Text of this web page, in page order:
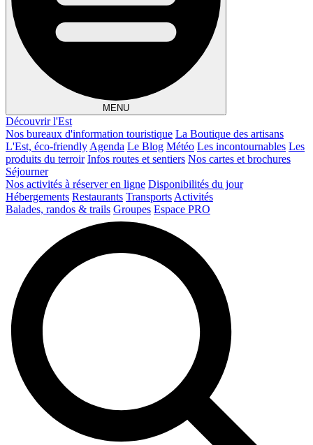
MENU
Découvrir l'Est
Nos bureaux d'information touristique La Boutique des artisans
L'Est, éco-friendly Agenda Le Blog Météo Les incontournables Les
produits du terroir Infos routes et sentiers Nos cartes et brochures
Séjourner
Nos activités à réserver en ligne Disponibilités du jour
Hébergements Restaurants Transports Activités
Balades, randos & trails Groupes Espace PRO